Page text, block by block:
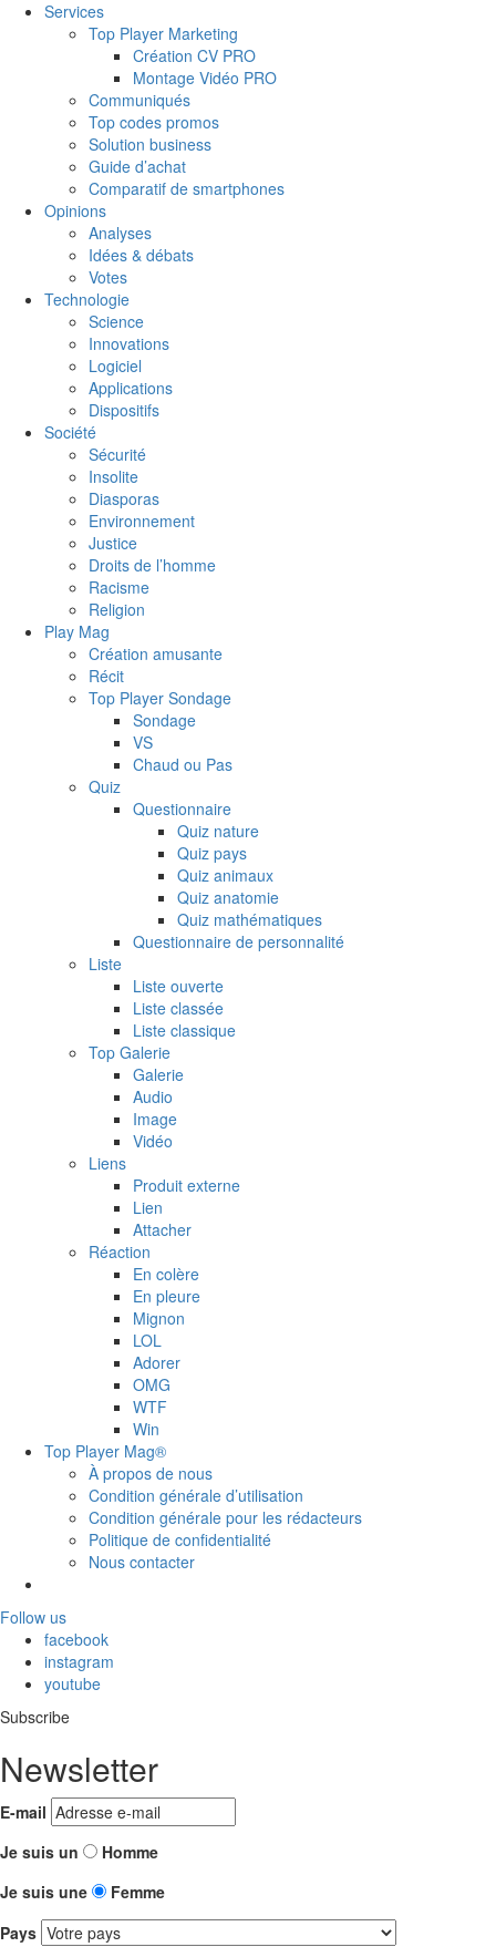
Services
Top Player Marketing
Création CV PRO
Montage Vidéo PRO
Communiqués
Top codes promos
Solution business
Guide d’achat
Comparatif de smartphones
Opinions
Analyses
Idées & débats
Votes
Technologie
Science
Innovations
Logiciel
Applications
Dispositifs
Société
Sécurité
Insolite
Diasporas
Environnement
Justice
Droits de l’homme
Racisme
Religion
Play Mag
Création amusante
Récit
Top Player Sondage
Sondage
VS
Chaud ou Pas
Quiz
Questionnaire
Quiz nature
Quiz pays
Quiz animaux
Quiz anatomie
Quiz mathématiques
Questionnaire de personnalité
Liste
Liste ouverte
Liste classée
Liste classique
Top Galerie
Galerie
Audio
Image
Vidéo
Liens
Produit externe
Lien
Attacher
Réaction
En colère
En pleure
Mignon
LOL
Adorer
OMG
WTF
Win
Top Player Mag®
À propos de nous
Condition générale d’utilisation
Condition générale pour les rédacteurs
Politique de confidentialité
Nous contacter
Follow us
facebook
instagram
youtube
Subscribe
Newsletter
E-mail
Je suis un
Homme
Je suis une
Femme
Pays